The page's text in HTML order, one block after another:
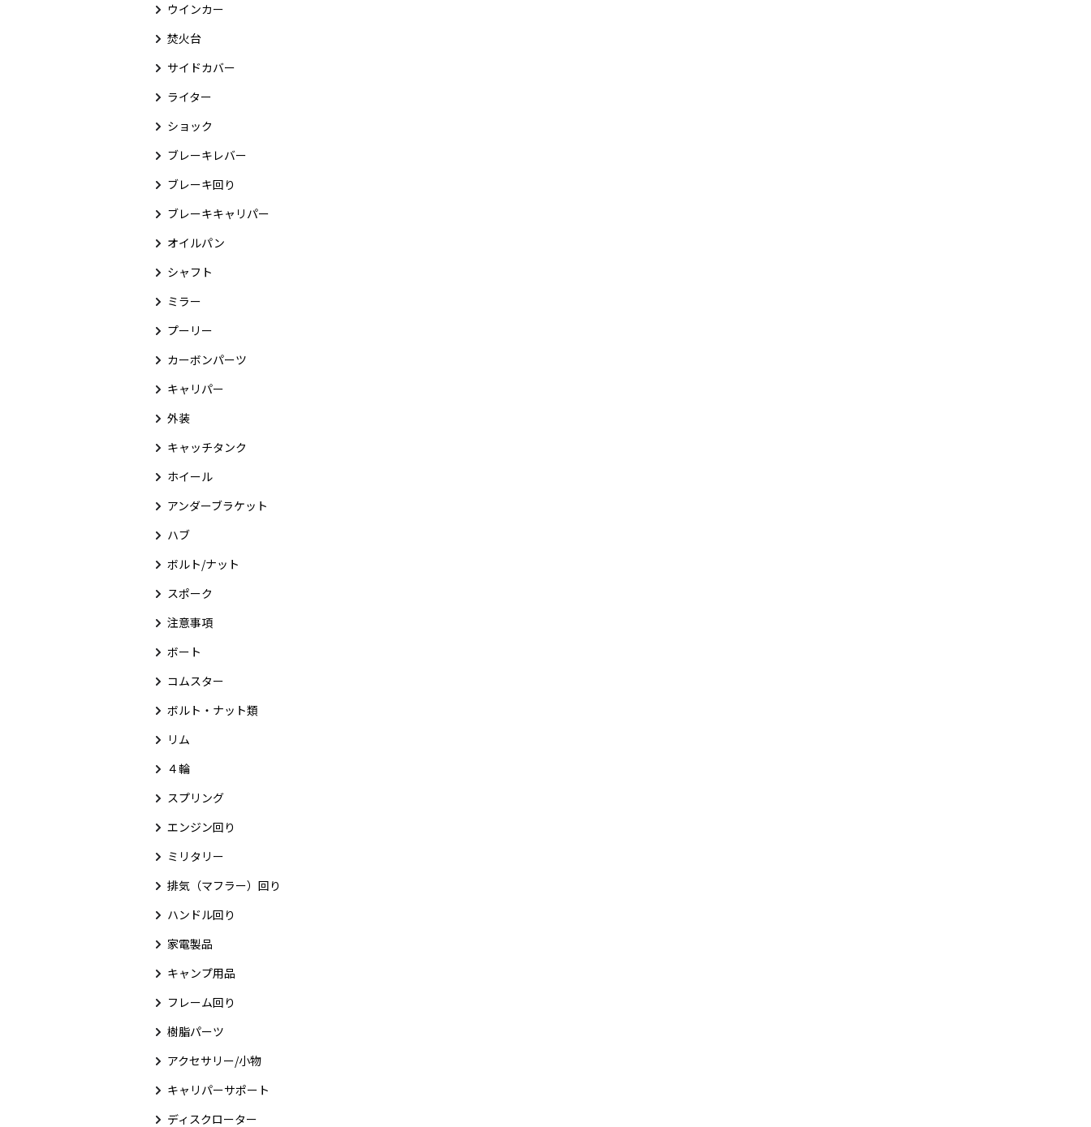
ウインカー
焚火台
サイドカバー
ライター
ショック
ブレーキレバー
ブレーキ回り
ブレーキキャリパー
オイルパン
シャフト
ミラー
プーリー
カーボンパーツ
キャリパー
外装
キャッチタンク
ホイール
アンダーブラケット
ハブ
ボルト/ナット
スポーク
注意事項
ボート
コムスター
ボルト・ナット類
リム
４輪
スプリング
エンジン回り
ミリタリー
排気（マフラー）回り
ハンドル回り
家電製品
キャンプ用品
フレーム回り
樹脂パーツ
アクセサリー/小物
キャリパーサポート
ディスクローター